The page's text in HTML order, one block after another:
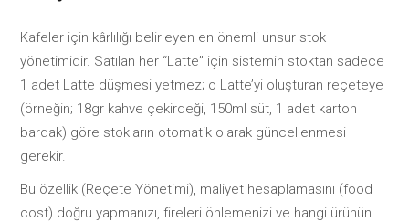
Kafeler için kârlılığı belirleyen en önemli unsur stok
yönetimidir. Satılan her “Latte” için sistemin stoktan sadece
1 adet Latte düşmesi yetmez; o Latte’yi oluşturan reçeteye
(örneğin; 18gr kahve çekirdeği, 150ml süt, 1 adet karton
bardak) göre stokların otomatik olarak güncellenmesi
gerekir.
Bu özellik (Reçete Yönetimi), maliyet hesaplamasını (food
cost) doğru yapmanızı, fireleri önlemenizi ve hangi ürünün